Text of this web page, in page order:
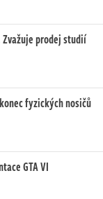
prodej studií
fyzických nosičů
GTA VI